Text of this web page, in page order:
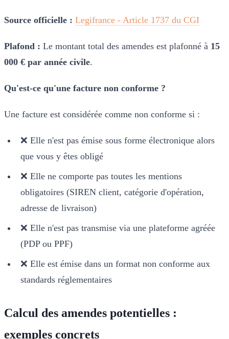
Source officielle : Legifrance - Article 1737 du CGI
Plafond : Le montant total des amendes est plafonné à 15
000 € par année civile.
Qu'est-ce qu'une facture non conforme ?
Une facture est considérée comme non conforme si :
❌ Elle n'est pas émise sous forme électronique alors
que vous y êtes obligé
❌ Elle ne comporte pas toutes les mentions
obligatoires (SIREN client, catégorie d'opération,
adresse de livraison)
❌ Elle n'est pas transmise via une plateforme agréée
(PDP ou PPF)
❌ Elle est émise dans un format non conforme aux
standards réglementaires
Calcul des amendes potentielles :
exemples concrets